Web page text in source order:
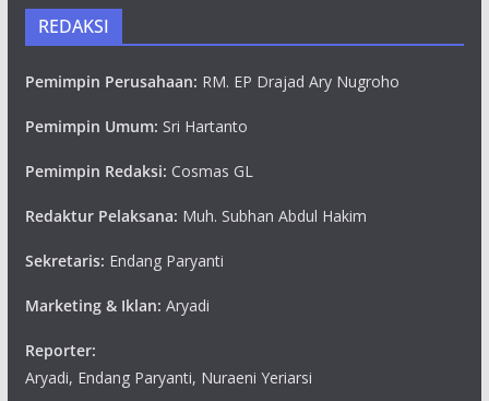
REDAKSI
Pemimpin Perusahaan: RM. EP Drajad Ary Nugroho
Pemimpin Umum: Sri Hartanto
Pemimpin Redaksi: Cosmas GL
Redaktur Pelaksana: Muh. Subhan Abdul Hakim
Sekretaris: Endang Paryanti
Marketing & Iklan: Aryadi
Reporter:
Aryadi, Endang Paryanti, Nuraeni Yeriarsi